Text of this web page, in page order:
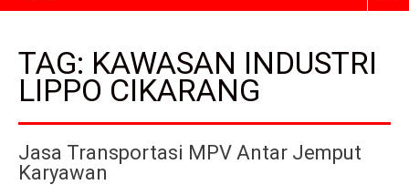
TAG: KAWASAN INDUSTRI
LIPPO CIKARANG
Jasa Transportasi MPV Antar Jemput
Karyawan